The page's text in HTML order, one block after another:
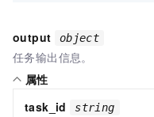
output object
任务输出信息。
属性
task_id
string